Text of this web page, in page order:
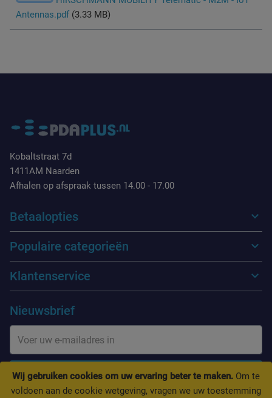
Wij gebruiken cookies om uw ervaring beter te maken. Om te
voldoen aan de cookie wetgeving, vragen we uw toestemming
Antennas.pdf (3.33 MB)
Kobaltstraat 7d
1411AM Naarden
Afhalen op afspraak tussen 14.00 - 17.00
Betaalopties
Populaire categorieën
Klantenservice
Nieuwsbrief
INSCHRIJVEN